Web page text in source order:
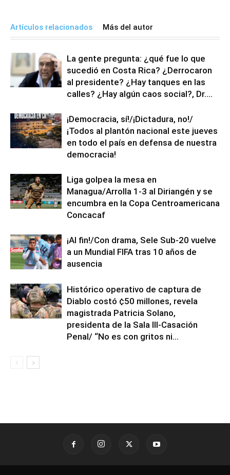
Artículos relacionados Más del autor
La gente pregunta: ¿qué fue lo que
sucedió en Costa Rica? ¿Derrocaron
al presidente? ¿Hay tanques en las
calles? ¿Hay algún caos social?, Dr....
¡Democracia, sí!/¡Dictadura, no!/
¡Todos al plantón nacional este jueves
en todo el país en defensa de nuestra
democracia!
Liga golpea la mesa en
Managua/Arrolla 1-3 al Diriangén y se
encumbra en la Copa Centroamericana
Concacaf
¡Al fin!/Con drama, Sele Sub-20 vuelve
a un Mundial FIFA tras 10 años de
ausencia
Histórico operativo de captura de
Diablo costó ¢50 millones, revela
magistrada Patricia Solano,
presidenta de la Sala III-Casación
Penal/ “No es con gritos ni...